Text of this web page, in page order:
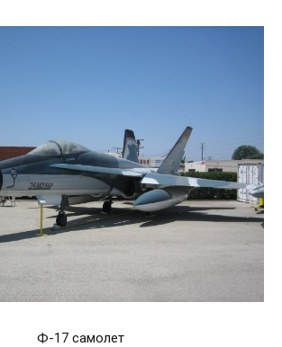
Ф-17 самолет